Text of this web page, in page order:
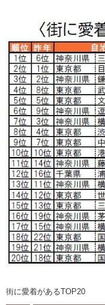
街に愛着があるTOP20